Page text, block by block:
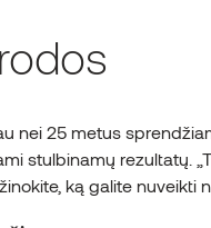
nei 25 metus
stulbinamų rezultatų.
ką galite nuveikti